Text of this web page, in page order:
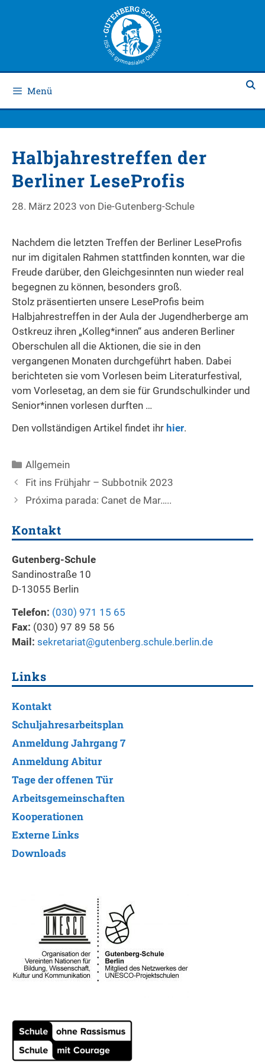
Menü
Halbjahrestreffen der
Berliner LeseProfis
28. März 2023 von Die-Gutenberg-Schule
Nachdem die letzten Treffen der Berliner LeseProfis
nur im digitalen Rahmen stattfinden konnten, war die
Freude darüber, den Gleichgesinnten nun wieder real
begegnen zu können, besonders groß.
Stolz präsentierten unsere LeseProfis beim
Halbjahrestreffen in der Aula der Jugendherberge am
Ostkreuz ihren „Kolleg*innen“ aus anderen Berliner
Oberschulen all die Aktionen, die sie in den
vergangenen Monaten durchgeführt haben. Dabei
berichteten sie vom Vorlesen beim Literaturfestival,
vom Vorlesetag, an dem sie für Grundschulkinder und
Senior*innen vorlesen durften …
Den vollständigen Artikel findet ihr hier.
Kategorien
Allgemein
Beitrags-
Navigation
Fit ins Frühjahr – Subbotnik 2023
Próxima parada: Canet de Mar…..
Kontakt
Gutenberg-Schule
Sandinostraße 10
D-13055 Berlin
Telefon: (030) 971 15 65
Fax: (030) 97 89 58 56
Mail: sekretariat@gutenberg.schule.berlin.de
Links
Kontakt
Schuljahresarbeitsplan
Anmeldung Jahrgang 7
Anmeldung Abitur
Tage der offenen Tür
Arbeitsgemeinschaften
Kooperationen
Externe Links
Downloads